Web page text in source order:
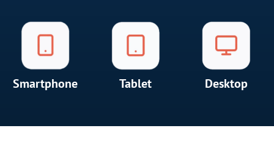
Smartphone Tablet Desktop